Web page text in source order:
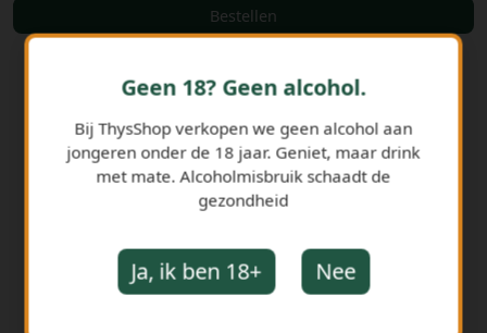
Bestellen
GERELATEERDE PRODUCTEN
Geen 18? Geen alcohol.
Bij ThysShop verkopen we geen alcohol aan
jongeren onder de 18 jaar. Geniet, maar drink
met mate. Alcoholmisbruik schaadt de
gezondheid
Ja, ik ben 18+ Nee